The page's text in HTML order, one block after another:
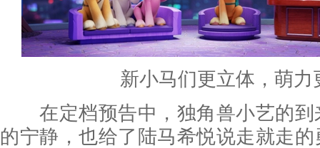
新小马们更立体，萌力
在定档预告中，独角兽小艺的到
的宁静，也给了陆马希悦说走就走